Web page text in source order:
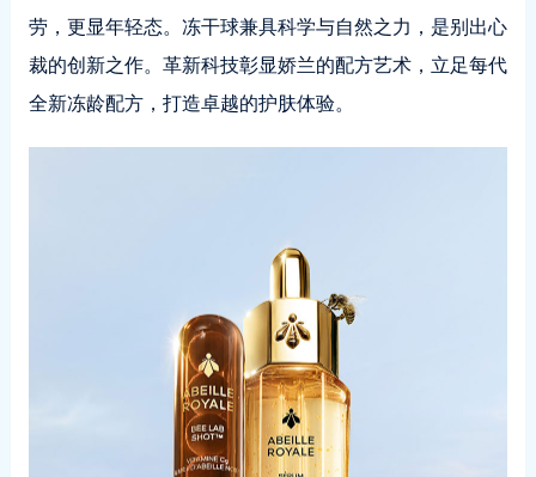
劳，更显年轻态。冻干球兼具科学与自然之力，是别出心
裁的创新之作。革新科技彰显娇兰的配方艺术，立足每代
全新冻龄配方，打造卓越的护肤体验。